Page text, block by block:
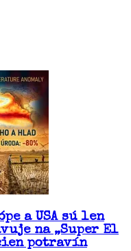
a USA sú len
na „Super El
potravín​